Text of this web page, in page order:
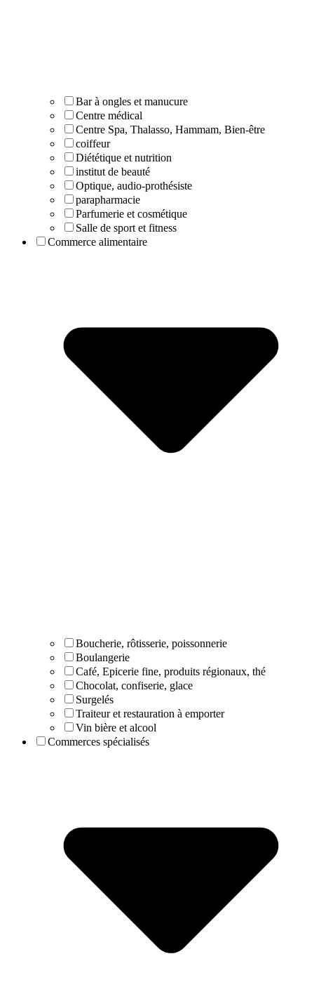
Bar à ongles et manucure
Centre médical
Centre Spa, Thalasso, Hammam, Bien-être
coiffeur
Diététique et nutrition
institut de beauté
Optique, audio-prothésiste
parapharmacie
Parfumerie et cosmétique
Salle de sport et fitness
Commerce alimentaire
Boucherie, rôtisserie, poissonnerie
Boulangerie
Café, Epicerie fine, produits régionaux, thé
Chocolat, confiserie, glace
Surgelés
Traiteur et restauration à emporter
Vin bière et alcool
Commerces spécialisés